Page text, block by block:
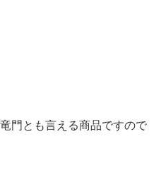
門とも言える商品ですので